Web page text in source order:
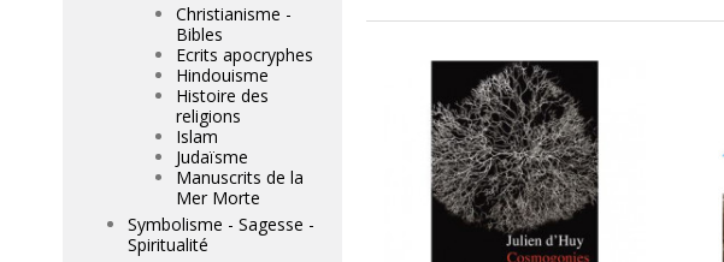
Christianisme -
Bibles
Ecrits apocryphes
Hindouisme
Histoire des
religions
Islam
Judaïsme
Manuscrits de la
Mer Morte
Symbolisme - Sagesse -
Spiritualité